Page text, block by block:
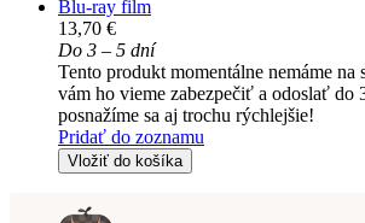
Blu-ray film
13,70 €
Do 3 – 5 dní
Tento produkt momentálne nemáme na
vám ho vieme zabezpečiť a odoslať do
posnažíme sa aj trochu rýchlejšie!
Pridať do zoznamu
Vložiť do košíka